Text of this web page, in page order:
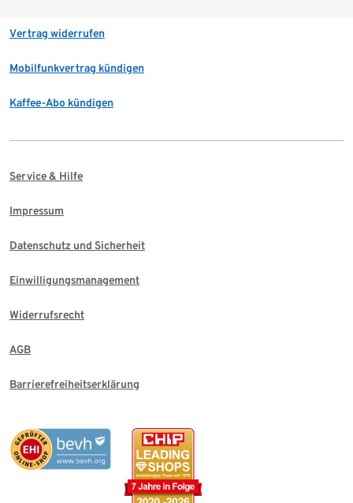
Vertrag widerrufen
Mobilfunkvertrag kündigen
Kaffee-Abo kündigen
Service & Hilfe
Impressum
Datenschutz und Sicherheit
Einwilligungsmanagement
Widerrufsrecht
AGB
Barrierefreiheitserklärung